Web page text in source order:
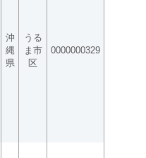
沖
縄
県
うる
ま市
区
0000000329